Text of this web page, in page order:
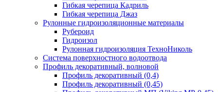
Гибкая черепица Кадриль
Гибкая черепица Джаз
Рулонные гидроизоляционные материалы
Рубероид
Гидроизол
Рулонная гидроизоляция ТехноНиколь
Система поверхностного водоотвода
Профиль декоративный, волновой
Профиль декоративный (0,4)
Профиль декоративный (0,45)